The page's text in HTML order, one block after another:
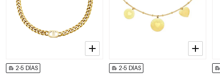
2-5 DÍAS 2-5 DÍAS